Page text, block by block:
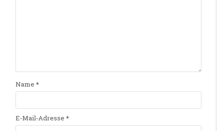
Name *
E-Mail-Adresse *